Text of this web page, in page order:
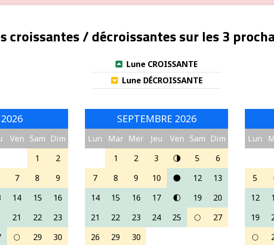
croissantes / décroissantes sur les 3
Lune CROISSANTE
Lune DÉCROISSANTE
Ven Sam Dim
1
2
7 8
9
14 15
16
21 22
23
🌕 29
30
SEPTEMBRE 2026
Lun Mar Mer Jeu Ven Sam Dim
1
2 3 🌗 5
6
7
8 9 10 🌑 12
13
14
15 16 17 🌓 19
20
21
22 23 24 25 🌕
27
26
29 30
Lun
5
12
19
🌕